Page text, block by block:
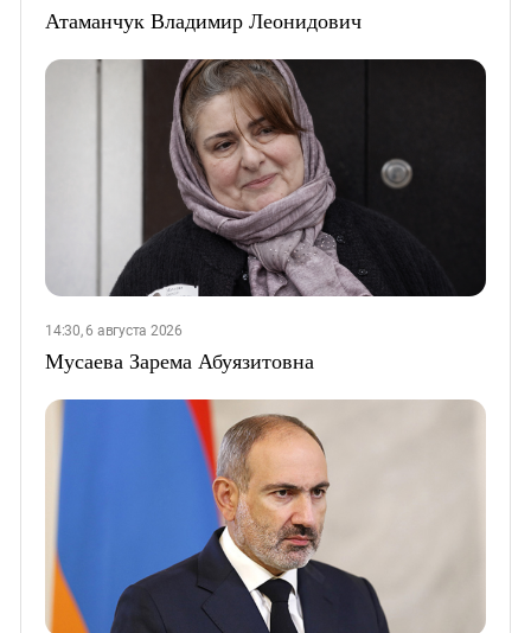
Атаманчук Владимир Леонидович
14:30, 6 августа 2026
Мусаева Зарема Абуязитовна